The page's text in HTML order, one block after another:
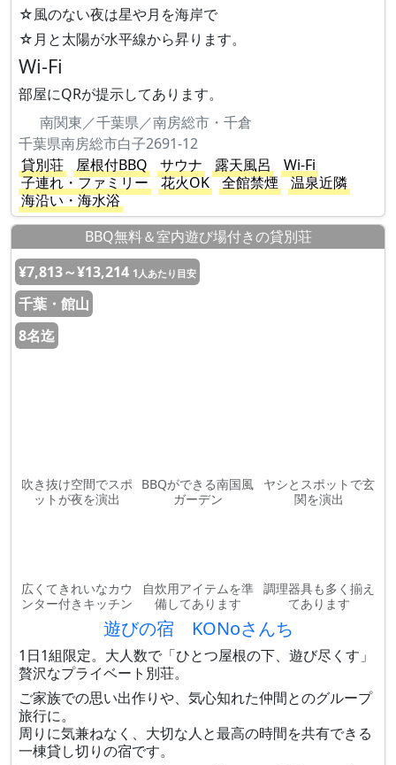
☆風のない夜は星や月を海岸で
☆月と太陽が水平線から昇ります。
Wi-Fi
部屋にQRが提示してあります。
南関東／千葉県／南房総市・千倉
千葉県南房総市白子2691-12
貸別荘
屋根付BBQ サウナ 露天風呂
Wi-Fi
子連れ・ファミリー
花火OK 全館禁煙
温泉近隣
海沿い・海水浴
BBQ無料＆室内遊び場付きの貸別荘
¥7,813～¥13,214 1人あたり目安
千葉・館山
8名迄
吹き抜け空間でスポ
ットが夜を演出
BBQができる南国風
ガーデン
ヤシとスポットで玄
関を演出
広くてきれいなカウ
ンター付きキッチン
自炊用アイテムを準
備してあります
調理器具も多く揃え
てあります
遊びの宿 KONoさんち
1日1組限定。大人数で「ひとつ屋根の下、遊び尽くす」
贅沢なプライベート別荘。
ご家族での思い出作りや、気心知れた仲間とのグループ
旅行に。
周りに気兼ねなく、大切な人と最高の時間を共有できる
一棟貸し切りの宿です。